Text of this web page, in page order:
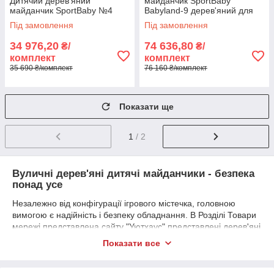
майданчик SportBaby №4
Під замовлення
34 976,20 ₴/
комплект
35 690 ₴/комплект
Babyland-9 дерев'яний для
дачі
Під замовлення
74 636,80 ₴/
комплект
76 160 ₴/комплект
Показати ще
1 / 2
Вуличні дерев'яні дитячі майданчики - безпека
понад усе
Незалежно від конфігурації ігрового містечка, головною
вимогою є надійність і безпеку обладнання. В Розділі Товари
мережі представлена сайту "Уютхаус" представлені дерев'яні
дитячі ігрові майданчики, каркас яких виготовлений з
Показати все